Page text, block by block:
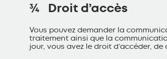
¾ Droit d’accès
Vous pouvez demander la
traitement ainsi que la
jour, vous avez le droit d’accéder,